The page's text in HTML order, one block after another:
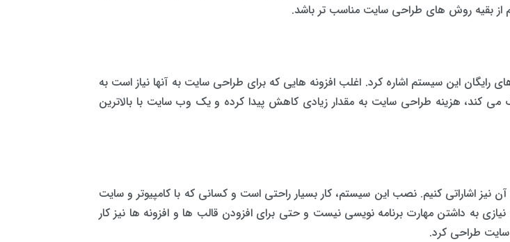
از بقیه روش های طراحی سایت مناسب تر باشد.
رایگان این سیستم اشاره کرد. اغلب افزونه هایی که برای طراحی سایت به آنها نیاز است به
می کند، هزینه طراحی سایت به مقدار زیادی کاهش پیدا کرده و یک وب سایت با بالاترین
اشاراتی کنیم. نصب این سیستم، کار بسیار راحتی است و کسانی که با کامپیوتر و سایت
به داشتن مهارت برنامه نویسی نیست و حتی برای افزودن قالب ها و افزونه ها نیز کار
طراحی کرد.